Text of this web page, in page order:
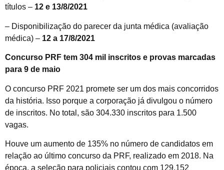
títulos – 12 e 13/8/2021
– Disponibilização do parecer da junta médica (avaliação
médica) – 12 a 17/8/2021
Concurso PRF tem 304 mil inscritos e provas marcadas
para 9 de maio
O concurso PRF 2021 promete ser um dos mais concorridos
da história. Isso porque a corporação já divulgou o número
de inscritos. No total, são 304.330 inscritos para 1.500
vagas.
Houve um aumento de 135% no número de candidatos em
relação ao último concurso da PRF, realizado em 2018. Na
época, a seleção para policiais contou com 129.152